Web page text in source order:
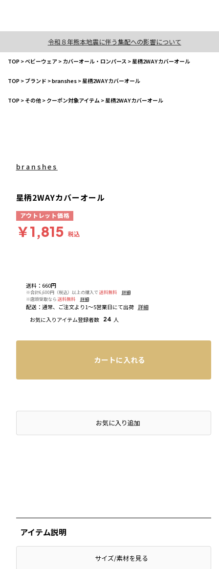
令和８年熊本地震に伴う集配への影響について
TOP>ベビーウェア>カバーオール・ロンパース >星柄2WAYカバーオール
TOP>ブランド >branshes>星柄2WAYカバーオール
TOP>その他>クーポン対象アイテム >星柄2WAYカバーオール
送料： 660円
※合計6,600円（税込）以上の購入で 送料無料
詳細
※店頭受取なら 送料無料 詳細
配送： 通常、ご注文より1～5営業日にて出荷 詳細
お気に入りアイテム登録者数
24 人
branshes
星柄2WAYカバーオール
アウトレット価格
￥1,815 税込
カートに入れる
店頭在庫を確認するお気に入り追加
アイテム説明
サイズ/素材を見る